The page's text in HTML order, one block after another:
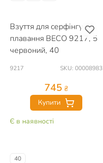
Взуття для серфінгу та
плавання BECO 9217, 5
червоний, 40
9217 SKU: 00008983
745 ₴
Купити
Є в наявності
40